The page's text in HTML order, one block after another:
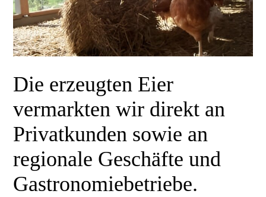
Die erzeugten Eier
vermarkten wir direkt an
Privatkunden sowie an
regionale Geschäfte und
Gastronomiebetriebe.